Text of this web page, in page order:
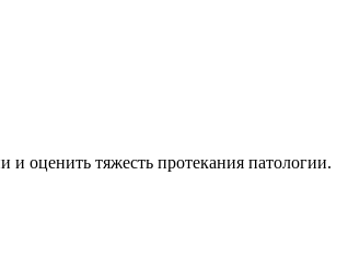
оценить тяжесть протекания патологии.